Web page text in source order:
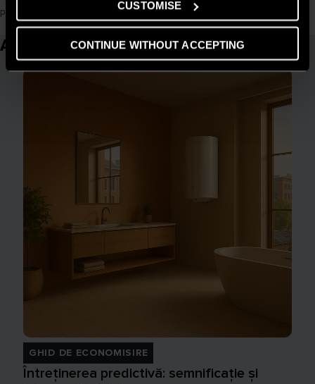
CUSTOMISE
CONTINUE WITHOUT ACCEPTING
producție a produselor.
Articole similare
GHID DE ECONOMISIRE
Întreținerea predictivă: semnificație și